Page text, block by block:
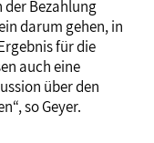
der Bezahlung
darum gehen, in
für die
auch eine
über den
so Geyer.